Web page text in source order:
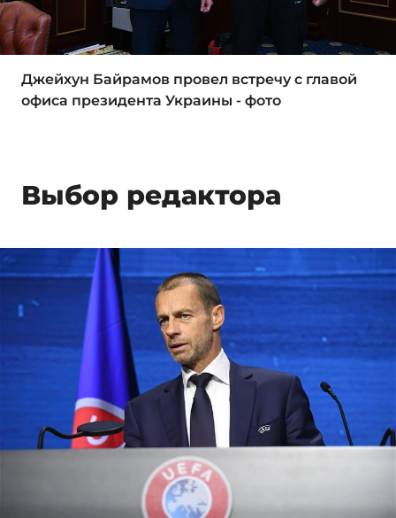
Джейхун Байрамов провел встречу с главой
офиса президента Украины - фото
Выбор редактора